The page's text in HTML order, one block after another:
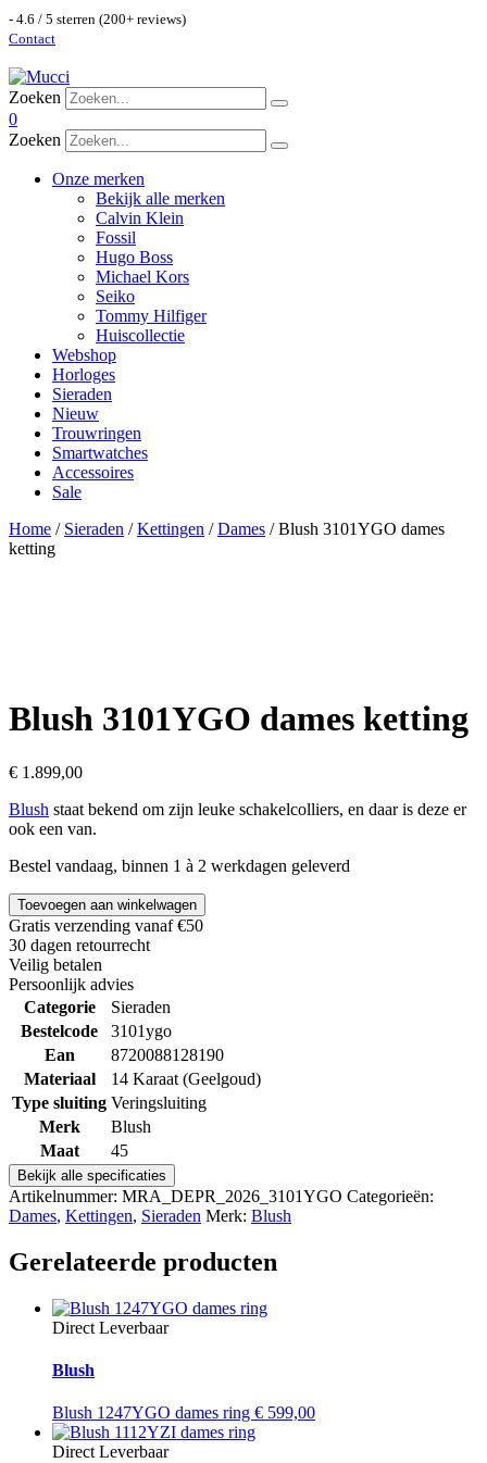
- 4.6 / 5 sterren (200+ reviews)
Contact
Zoeken
0
Zoeken
Onze merken
Bekijk alle merken
Calvin Klein
Fossil
Hugo Boss
Michael Kors
Seiko
Tommy Hilfiger
Huiscollectie
Webshop
Horloges
Sieraden
Nieuw
Trouwringen
Smartwatches
Accessoires
Sale
Home / Sieraden /Kettingen /Dames / Blush 3101YGO dames
ketting
Blush 3101YGO dames ketting
€ 1.899,00
Blush staat bekend om zijn leuke schakelcolliers, en daar is deze er
ook een van.
Bestel vandaag, binnen 1 à 2 werkdagen geleverd
Toevoegen aan winkelwagen
Gratis verzending vanaf €50
30 dagen retourrecht
Veilig betalen
Persoonlijk advies
Categorie
Sieraden
Bestelcode
3101ygo
Ean
8720088128190
Materiaal
14 Karaat (Geelgoud)
Type sluiting Veringsluiting
Merk
Blush
Maat
45
Bekijk alle specificaties
Artikelnummer: MRA_DEPR_2026_3101YGO Categorieën:
Dames, Kettingen, Sieraden Merk: Blush
Gerelateerde producten
Direct Leverbaar
Blush
Blush 1247YGO dames ring € 599,00
Direct Leverbaar